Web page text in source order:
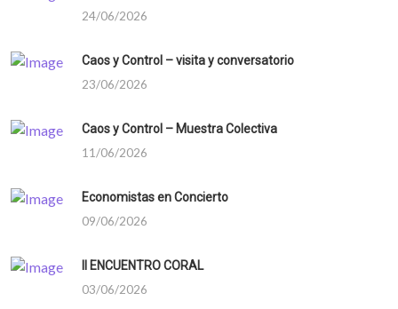
24/06/2026
Caos y Control – visita y conversatorio
23/06/2026
Caos y Control – Muestra Colectiva
11/06/2026
Economistas en Concierto
09/06/2026
II ENCUENTRO CORAL
03/06/2026